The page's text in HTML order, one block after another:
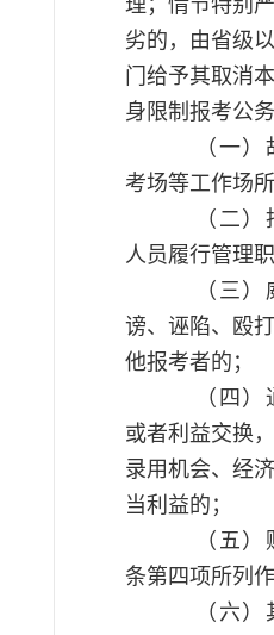
理；情节特别
劣的，由省级
门给予其取消
身限制报考公
（一
考场等工作场所
（二
人员履行管理职
（三
谤、诬陷、殴
他报考者的；
（四
或者利益交换
录用机会、经
当利益的；
（五
条第四项所列
（六